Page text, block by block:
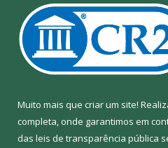
Muito mais que criar um site!
completa, onde garantimos em
das leis de transparência pública